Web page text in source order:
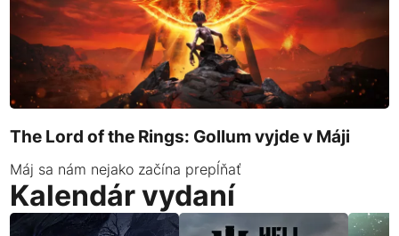
The Lord of the Rings: Gollum vyjde v Máji
Máj sa nám nejako začína prepĺňať
Kalendár vydaní